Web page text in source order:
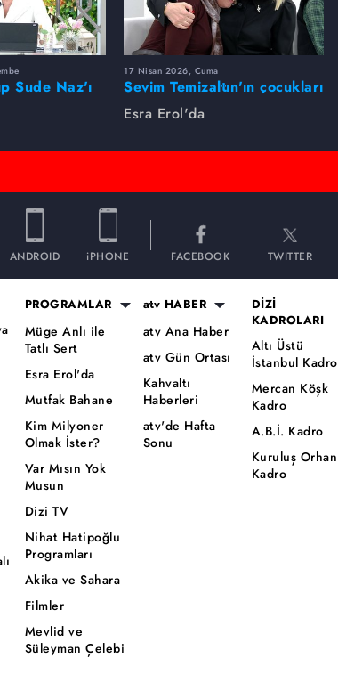
Sude Naz'ı
17 Nisan 2026, Cuma
Sevim Temizaltın'ın çocukları
nerede?
Esra Erol'da
ANDROID iPHONE FACEBOOK TWITTER
PROGRAMLAR
Müge Anlı ile
Tatlı Sert
Esra Erol'da
Mutfak Bahane
Kim Milyoner
Olmak İster?
Var Mısın Yok
Musun
Dizi TV
Nihat Hatipoğlu
Programları
Akika ve Sahara
Filmler
Mevlid ve
Süleyman Çelebi
atv HABER
atv Ana Haber
atv Gün Ortası
Kahvaltı
Haberleri
atv'de Hafta
Sonu
DİZİ
KADROLARI
Altı Üstü
İstanbul Kadro
Mercan Köşk
Kadro
A.B.İ. Kadro
Kuruluş Orhan
Kadro